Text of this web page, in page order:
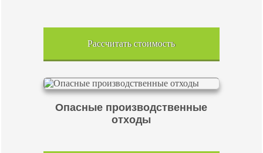
Рассчитать стоимость
Опасные производственные
отходы